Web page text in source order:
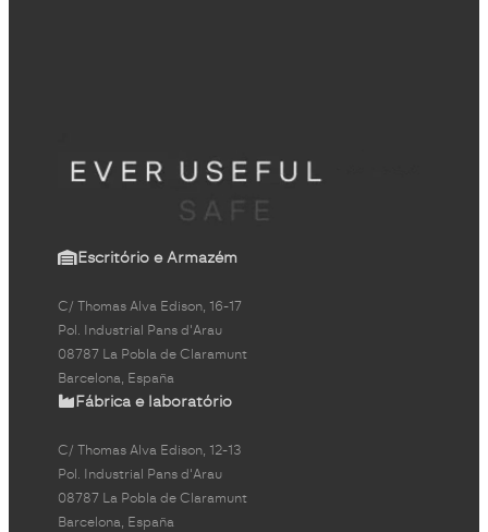
Escritório e Armazém
C/ Thomas Alva Edison, 16-17
Pol. Industrial Pans d'Arau
08787 La Pobla de Claramunt
Barcelona, España
Fábrica e laboratório
C/ Thomas Alva Edison, 12-13
Pol. Industrial Pans d'Arau
08787 La Pobla de Claramunt
Barcelona, España